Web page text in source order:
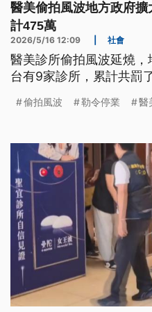
醫美偷拍風波地方政府
計475萬
2026/5/16 12:09 社會
醫美診所偷拍風波延燒
台有9家診所，累計共罰
偷拍風波 勒令停業 醫